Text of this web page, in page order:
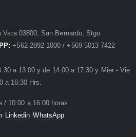
Vara 03800, San Bernardo, Stgo
+562 2892 1000 / +569 5013 7422
a 13:00 y de 14:00 a 17:30 y Mier - Vie
a 16:30 Hrs.
/ 10:00 a 16:00 horas.
Linkedin WhatsApp